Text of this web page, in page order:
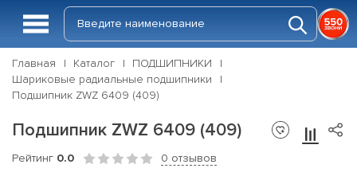
Главная Каталог
ПОДШИПНИКИ
Шариковые радиальные подшипники
Подшипник ZWZ 6409 (409)
Подшипник ZWZ 6409 (409)
Рейтинг 0.0 0 отзывов